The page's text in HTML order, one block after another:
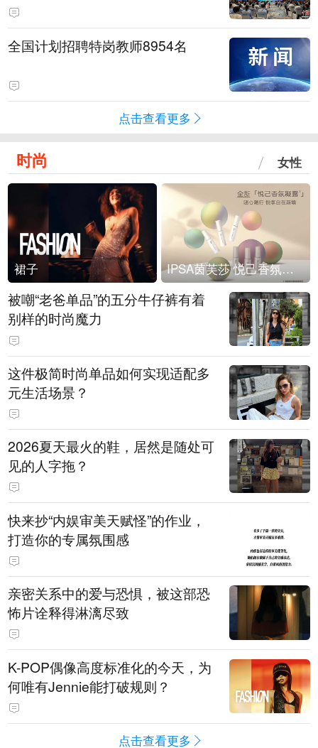
全国计划招聘特岗教师8954名
点击查看更多
时尚 女性
裙子 IPSA茵芙莎 悦己香氛凝露上市
被嘲“老爸单品”的五分牛仔裤有着
别样的时尚魔力
这件极简时尚单品如何实现适配多
元生活场景？
2026夏天最火的鞋，居然是随处可
见的人字拖？
快来抄“内娱审美天赋怪”的作业，
打造你的专属氛围感
亲密关系中的爱与恐惧，被这部恐
怖片诠释得淋漓尽致
K-POP偶像高度标准化的今天，为
何唯有Jennie能打破规则？
点击查看更多